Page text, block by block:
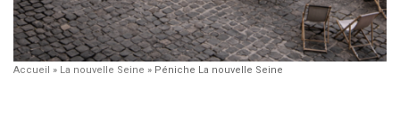
Accueil » La nouvelle Seine » Péniche La nouvelle Seine